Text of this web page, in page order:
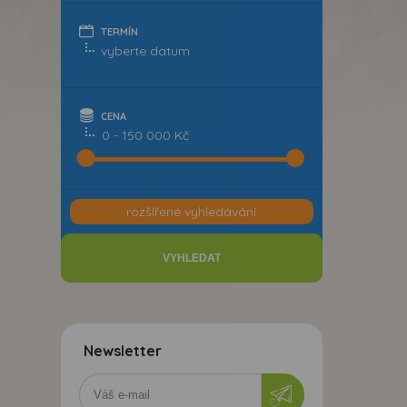
TERMÍN
CENA
0 - 150 000 Kč
rozšířené vyhledávání
Newsletter